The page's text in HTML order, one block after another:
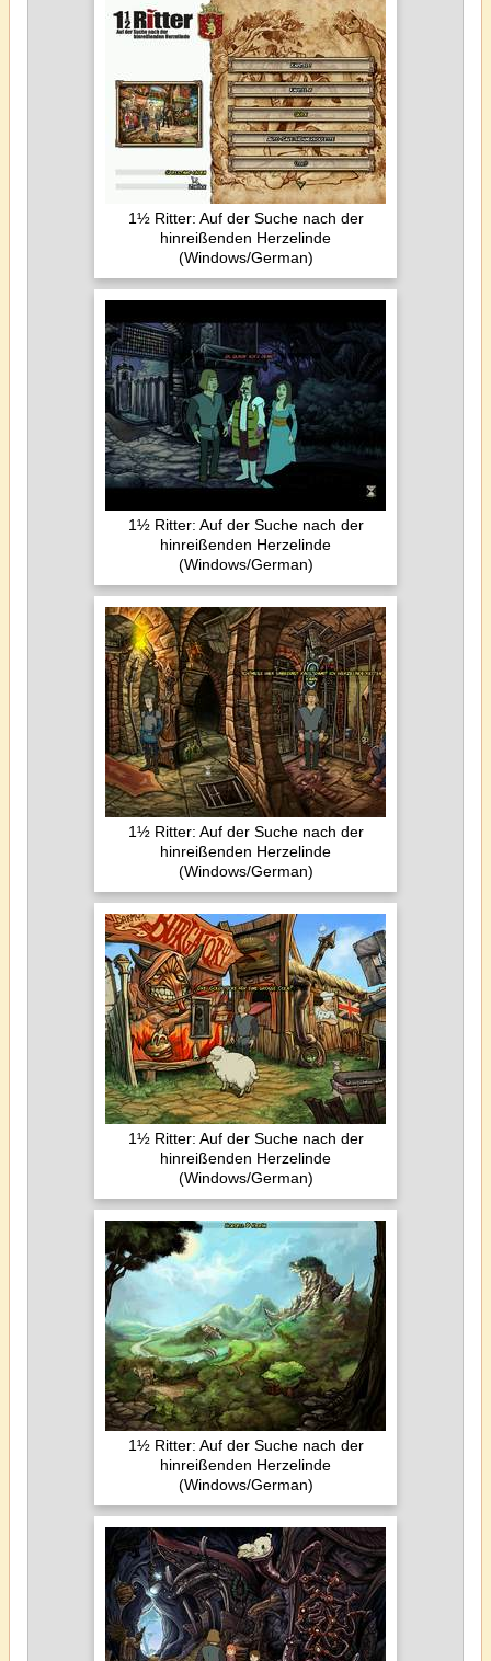
1½ Ritter: Auf der Suche nach der
hinreißenden Herzelinde
(Windows/German)
1½ Ritter: Auf der Suche nach der
hinreißenden Herzelinde
(Windows/German)
1½ Ritter: Auf der Suche nach der
hinreißenden Herzelinde
(Windows/German)
1½ Ritter: Auf der Suche nach der
hinreißenden Herzelinde
(Windows/German)
1½ Ritter: Auf der Suche nach der
hinreißenden Herzelinde
(Windows/German)